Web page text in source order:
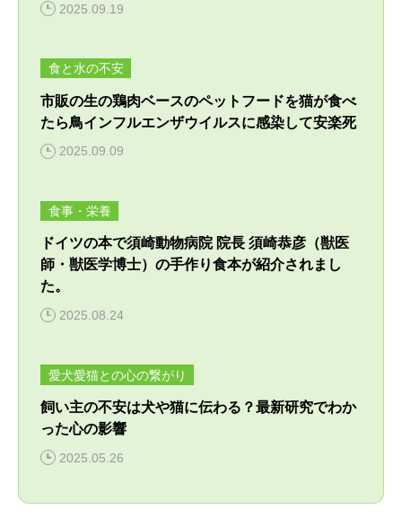
ケース別対応窓口
病院概要
バイオレゾナンストリートメントとは
個別プログラム
季節パック
須崎サプリ
ペットアカデミー
獣医師から学ぶペットのための通信講座
獣医学と栄養学の適切な知識の普及
2025.09.19
食と水の不安
市販の生の鶏肉ベースのペットフードを猫が食べ
たら鳥インフルエンザウイルスに感染して安楽死
2025.09.09
食事・栄養
ドイツの本で須崎動物病院 院長 須崎恭彦（獣医
師・獣医学博士）の手作り食本が紹介されまし
た。
2025.08.24
愛犬愛猫との心の繋がり
飼い主の不安は犬や猫に伝わる？最新研究でわか
った心の影響
2025.05.26